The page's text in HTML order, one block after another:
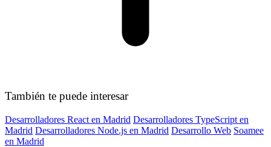
También te puede interesar
Desarrolladores React en Madrid Desarrolladores TypeScript en
Madrid Desarrolladores Node.js en Madrid Desarrollo Web Soamee
en Madrid